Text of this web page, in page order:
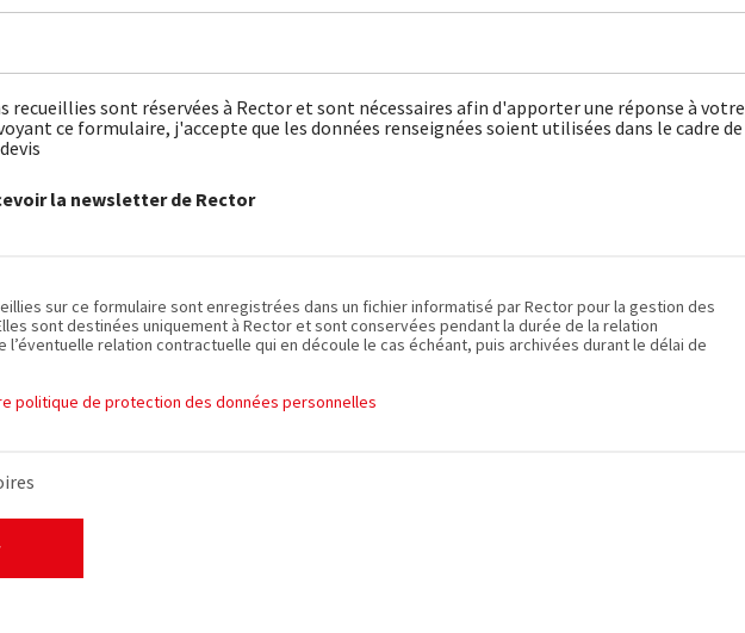
recueillies sont réservées à Rector et sont nécessaires afin d'apporter une réponse à votre
ce formulaire, j'accepte que les données renseignées soient utilisées dans le cadre de
la newsletter de Rector
sur ce formulaire sont enregistrées dans un fichier informatisé par Rector pour la gestion des
sont destinées uniquement à Rector et sont conservées pendant la durée de la relation
relation contractuelle qui en découle le cas échéant, puis archivées durant le délai de
politique de protection des données personnelles